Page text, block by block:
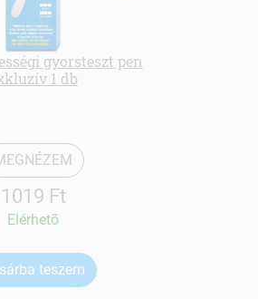
gyorsteszt pen
1 db
1019 Ft
Elérhetõ
teszem